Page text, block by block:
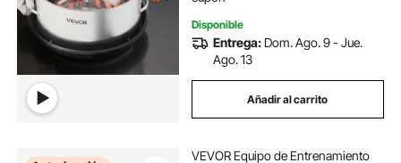
Disponible
Entrega: Dom. Ago. 9 - Jue.
Ago. 13
Añadir al carrito
VEVOR Equipo de Entrenamiento